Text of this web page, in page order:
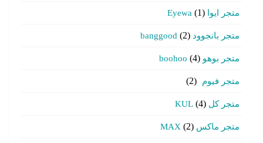
متجر ايوا Eyewa (1)
متجر بانجوود banggood (2)
متجر بوهو boohoo (4)
متجر فيوم (2)
متجر كل KUL (4)
متجر ماكس MAX (2)